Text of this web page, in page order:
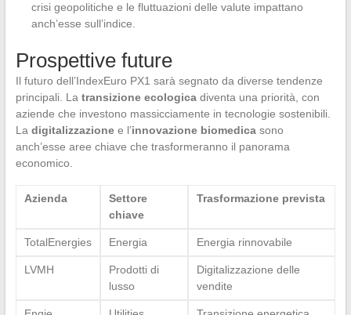
crisi geopolitiche e le fluttuazioni delle valute impattano
anch’esse sull’indice.
Prospettive future
Il futuro dell’IndexEuro PX1 sarà segnato da diverse tendenze
principali. La transizione ecologicadiventa una priorità, con
aziende che investono massicciamente in tecnologie sostenibili.
La digitalizzazionee l’innovazione biomedicasono
anch’esse aree chiave che trasformeranno il panorama
economico.
Azienda
Settore
chiave
Trasformazione prevista
TotalEnergies Energia Energia rinnovabile
LVMH
Prodotti di
lusso
Digitalizzazione delle
vendite